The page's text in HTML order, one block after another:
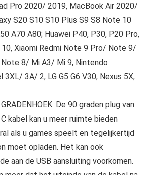
Pro 2020/ 2019, MacBook Air 2020/
S20 S10 S10 Plus S9 S8 Note 10
A70 A80; Huawei P40, P30, P20 Pro,
Xiaomi Redmi Note 9 Pro/ Note 9/
8/ Mi A3/ Mi 9, Nintendo
3A/ 2, LG G5 G6 V30, Nexus 5X,
De 90 graden plug van
C kabel kan u meer ruimte bieden
als u games speelt en tegelijkertijd
moet opladen. Het kan ook
aan de USB aansluiting voorkomen.